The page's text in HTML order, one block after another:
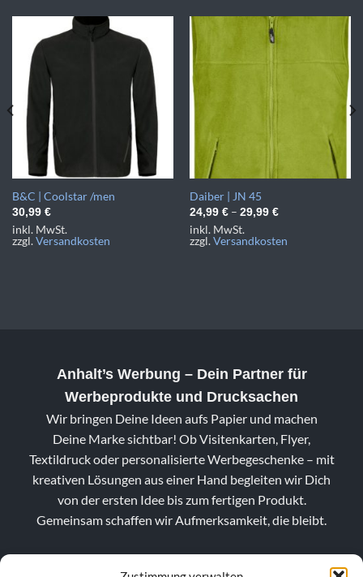
B&C | Coolstar /men
30,99 €
inkl. MwSt.
zzgl.Versandkosten
Daiber | JN 45
24,99 €– 29,99 €
inkl. MwSt.
zzgl.Versandkosten
Anhalt’s Werbung – Dein Partner für
Werbeprodukte und Drucksachen
Wir bringen Deine Ideen aufs Papier und machen
Deine Marke sichtbar! Ob Visitenkarten, Flyer,
Textildruck oder personalisierte Werbegeschenke – mit
kreativen Lösungen aus einer Hand begleiten wir Dich
von der ersten Idee bis zum fertigen Produkt.
Gemeinsam schaffen wir Aufmerksamkeit, die bleibt.